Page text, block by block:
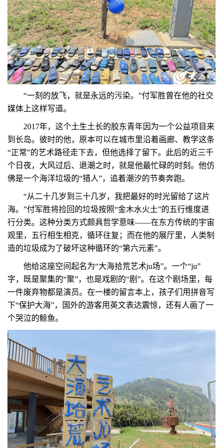
“一刻的放飞，就是永远的污染。”付军胜曾在他的社交
媒体上这样写道。
2017年，这个土生土长的胶东青年因为一个公益项目来
到长岛。彼时的他，原本可以在城市里沿着画廊、教学这条
“正常”的艺术路径走下去，但他选择了留下。此后的近三千
个日夜，大风过后、退潮之时，就是他最忙碌的时刻。他仿
佛是一个海洋垃圾的“猎人”，追着潮汐的节奏奔跑。
“从二十几岁到三十几岁，我把最好的时光留给了这片
海。”付军胜将捡回的垃圾按照“金木水火土”的五行维度进
行分类。这种分类方式颇具哲学意味——在东方传统的宇宙
观里，五行相生相克，循环往复；而在他的展厅里，人类制
造的垃圾成为了破坏这种循环的“第六元素”。
他给这座空间起名为“大海拾荒艺术ju场”。一个“ju”
字，既是聚集的“聚”，也是戏剧的“剧”。在这个剧场里，每
一件废弃物都是演员。在一楼的留言本上，孩子们用拼音写
下“保护大海”，国外的游客用英文表达震惊，还有人画了一
个哭泣的鲸鱼。